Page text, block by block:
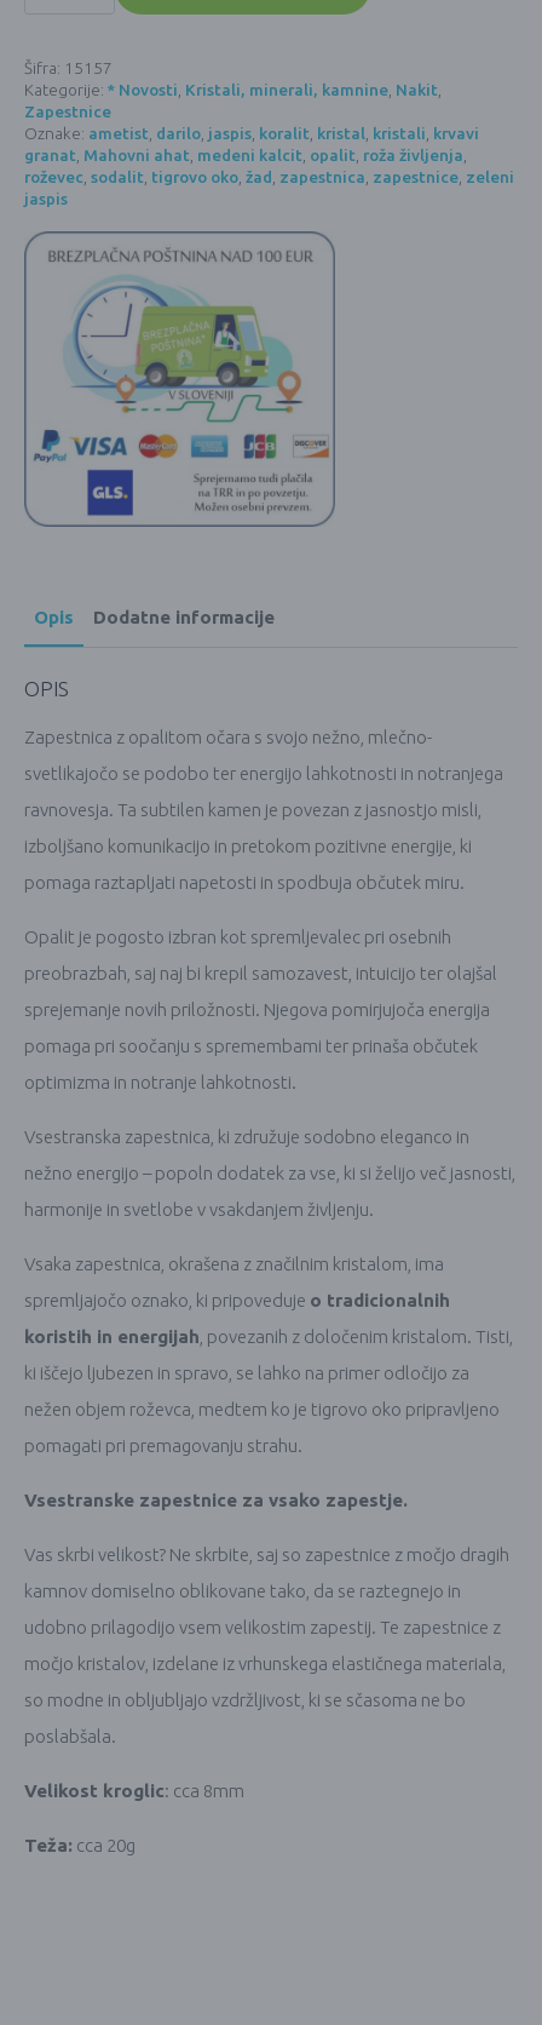
8
mm)
-
OPALIT
količina
Šifra: 15157
Kategorije: * Novosti, Kristali, minerali, kamnine, Nakit,
Zapestnice
Oznake: ametist, darilo, jaspis, koralit, kristal, kristali, krvavi
granat, Mahovni ahat, medeni kalcit, opalit, roža življenja,
roževec, sodalit, tigrovo oko, žad, zapestnica, zapestnice, zeleni
jaspis
Opis Dodatne informacije
OPIS
Zapestnica z opalitom očara s svojo nežno, mlečno-
svetlikajočo se podobo ter energijo lahkotnosti in notranjega
ravnovesja. Ta subtilen kamen je povezan z jasnostjo misli,
izboljšano komunikacijo in pretokom pozitivne energije, ki
pomaga raztapljati napetosti in spodbuja občutek miru.
Opalit je pogosto izbran kot spremljevalec pri osebnih
preobrazbah, saj naj bi krepil samozavest, intuicijo ter olajšal
sprejemanje novih priložnosti. Njegova pomirjujoča energija
pomaga pri soočanju s spremembami ter prinaša občutek
optimizma in notranje lahkotnosti.
Vsestranska zapestnica, ki združuje sodobno eleganco in
nežno energijo – popoln dodatek za vse, ki si želijo več jasnosti,
harmonije in svetlobe v vsakdanjem življenju.
Vsaka zapestnica, okrašena z značilnim kristalom, ima
spremljajočo oznako, ki pripoveduje o tradicionalnih
koristih in energijah , povezanih z določenim kristalom. Tisti,
ki iščejo ljubezen in spravo, se lahko na primer odločijo za
nežen objem roževca, medtem ko je tigrovo oko pripravljeno
pomagati pri premagovanju strahu.
Vsestranske zapestnice za vsako zapestje.
Vas skrbi velikost? Ne skrbite, saj so zapestnice z močjo dragih
kamnov domiselno oblikovane tako, da se raztegnejo in
udobno prilagodijo vsem velikostim zapestij. Te zapestnice z
močjo kristalov, izdelane iz vrhunskega elastičnega materiala,
so modne in obljubljajo vzdržljivost, ki se sčasoma ne bo
poslabšala.
Velikost kroglic: cca 8mm
Teža: cca 20g